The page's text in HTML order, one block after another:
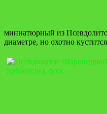
миниатюрный из
диаметре, но охотно